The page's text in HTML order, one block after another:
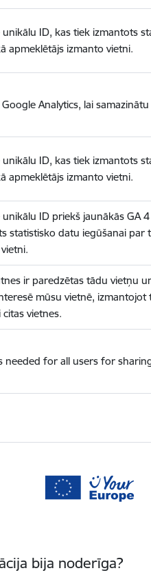
unikālu ID, kas tiek izmantots
apmeklētājs izmanto vietni.
Analytics, lai
unikālu ID, kas tiek izmantots
apmeklētājs izmanto vietni.
unikālu ID priekš jaunākās GA
statistisko datu iegūšanai par
ir paredzētas tādu vietņu
mūsu vietnē,
vietnes.
needed for all users for
bija noderīga?